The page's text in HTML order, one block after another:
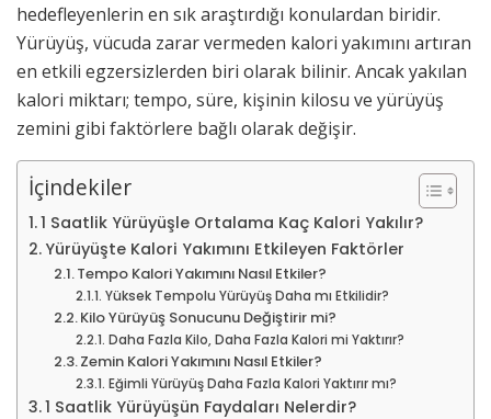
hedefleyenlerin en sık araştırdığı konulardan biridir.
Yürüyüş, vücuda zarar vermeden kalori yakımını artıran
en etkili egzersizlerden biri olarak bilinir. Ancak yakılan
kalori miktarı; tempo, süre, kişinin kilosu ve yürüyüş
zemini gibi faktörlere bağlı olarak değişir.
İçindekiler
1 Saatlik Yürüyüşle Ortalama Kaç Kalori Yakılır?
Yürüyüşte Kalori Yakımını Etkileyen Faktörler
Tempo Kalori Yakımını Nasıl Etkiler?
Yüksek Tempolu Yürüyüş Daha mı Etkilidir?
Kilo Yürüyüş Sonucunu Değiştirir mi?
Daha Fazla Kilo, Daha Fazla Kalori mi Yaktırır?
Zemin Kalori Yakımını Nasıl Etkiler?
Eğimli Yürüyüş Daha Fazla Kalori Yaktırır mı?
1 Saatlik Yürüyüşün Faydaları Nelerdir?